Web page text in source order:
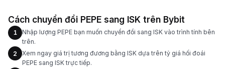
Cách chuyển đổi PEPE sang ISK trên Bybit
1
Nhập lượng PEPE bạn muốn chuyển đổi sang ISK vào trình tính bên
trên.
2
Xem ngay giá trị tương đương bằng ISK dựa trên tỷ giá hối đoái
PEPE sang ISK trực tiếp.